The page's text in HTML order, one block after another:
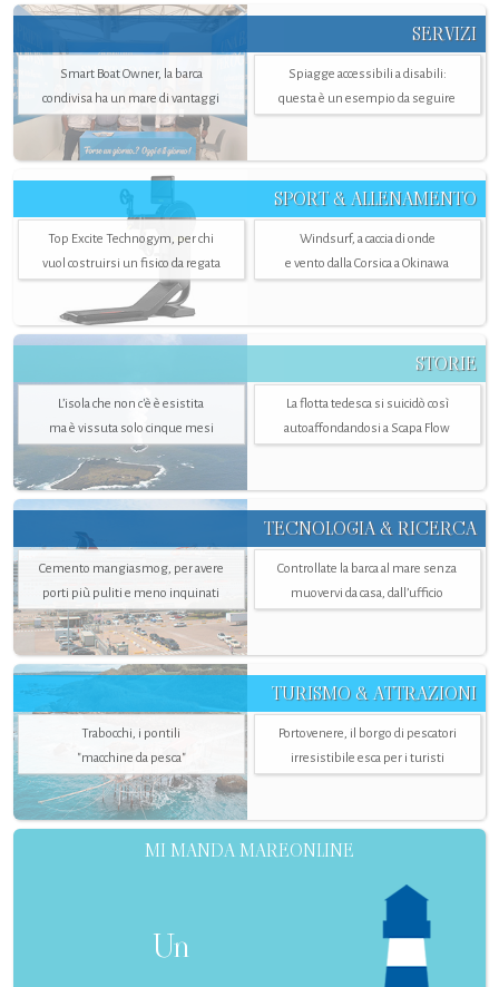
SERVIZI
Smart Boat Owner, la barca
condivisa ha un mare di vantaggi
Spiagge accessibili a disabili:
questa è un esempio da seguire
SPORT & ALLENAMENTO
Top Excite Technogym, per chi
vuol costruirsi un fisico da regata
Windsurf, a caccia di onde
e vento dalla Corsica a Okinawa
STORIE
L’isola che non c'è è esistita
ma è vissuta solo cinque mesi
La flotta tedesca si suicidò così
autoaffondandosi a Scapa Flow
TECNOLOGIA & RICERCA
Cemento mangiasmog, per avere
porti più puliti e meno inquinati
Controllate la barca al mare senza
muovervi da casa, dall’ufficio
TURISMO & ATTRAZIONI
Trabocchi, i pontili
"macchine da pesca"
Portovenere, il borgo di pescatori
irresistibile esca per i turisti
MI MANDA MAREONLINE
Un